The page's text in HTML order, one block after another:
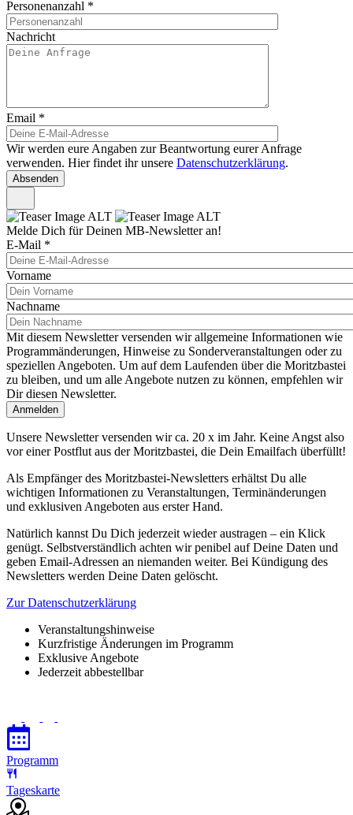
Personenanzahl *
Nachricht
Email *
Wir werden eure Angaben zur Beantwortung eurer Anfrage
verwenden. Hier findet ihr unsere Datenschutzerklärung.
Melde Dich für Deinen MB-Newsletter an!
E-Mail *
Vorname
Nachname
Mit diesem Newsletter versenden wir allgemeine Informationen wie
Programmänderungen, Hinweise zu Sonderveranstaltungen oder zu
speziellen Angeboten. Um auf dem Laufenden über die Moritzbastei
zu bleiben, und um alle Angebote nutzen zu können, empfehlen wir
Dir diesen Newsletter.
Unsere Newsletter versenden wir ca. 20 x im Jahr. Keine Angst also
vor einer Postflut aus der Moritzbastei, die Dein Emailfach überfüllt!
Als Empfänger des Moritzbastei-Newsletters erhältst Du alle
wichtigen Informationen zu Veranstaltungen, Terminänderungen
und exklusiven Angeboten aus erster Hand.
Natürlich kannst Du Dich jederzeit wieder austragen – ein Klick
genügt. Selbstverständlich achten wir penibel auf Deine Daten und
geben Email-Adressen an niemanden weiter. Bei Kündigung des
Newsletters werden Deine Daten gelöscht.
Zur Datenschutzerklärung
Veranstaltungshinweise
Kurzfristige Änderungen im Programm
Exklusive Angebote
Jederzeit abbestellbar
Programm
Tageskarte